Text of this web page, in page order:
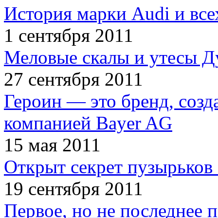
История марки Audi и
1 сентября 2011
Меловые скалы и утесы
27 сентября 2011
Героин — это бренд,
компанией Bayer AG
15 мая 2011
Открыт секрет пузырьков
19 сентября 2011
Первое, но не последнее